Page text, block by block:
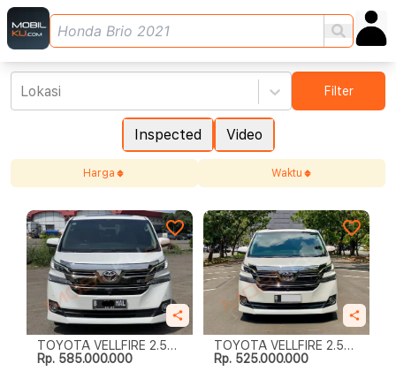
Inspected Video
Lokasi Filter
Harga Waktu
TOYOTA VELLFIRE 2.5L
G A/T
Rp. 585.000.000
TOYOTA VELLFIRE 2.5L
G A/T
Rp. 525.000.000